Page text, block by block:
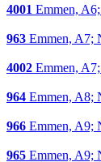
4001 Emmen,
963 Emmen, A7;
4002 Emmen,
964 Emmen, A8;
966 Emmen, A9;
965 Emmen, A9;